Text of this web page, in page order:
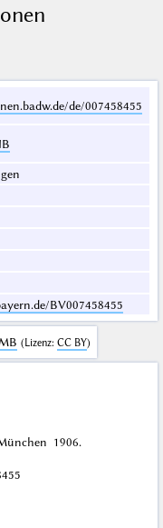
de/007458455
BV007458455
(Lizenz: CC BY)
1906.